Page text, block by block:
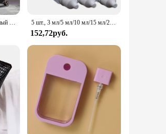
20/26/28/30 дюймов нетканый чехол для багажа, пылезащитный чемодан на колесиках, износостойкий защитный чехол для багажа на колесиках, против царапин 5 шт., 3 мл/5 мл/10 мл/15 мл/20 мл/30 мл/50 мл
152,72руб.